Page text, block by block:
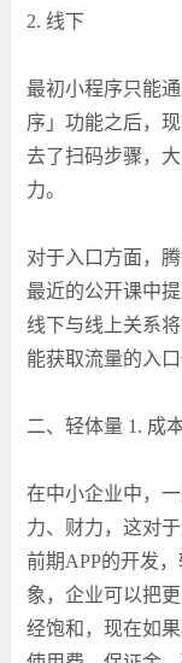
2. 线下
最初小程序只能
序」功能之后，
去了扫码步骤，
力。
对于入口方面，
最近的公开课中
线下与线上关系
能获取流量的入
二、轻体量 1. 成
在中小企业中，
力、财力，这对
前期APP的开发
象，企业可以把
经饱和，现在如